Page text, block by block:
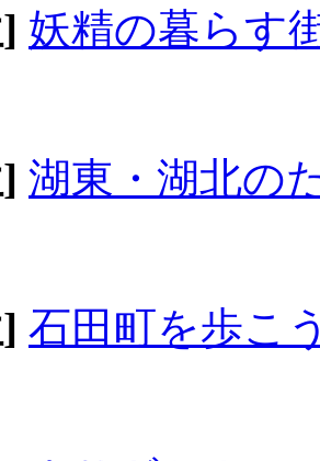
妖精の暮らす
湖東・湖北の
石田町を歩こ